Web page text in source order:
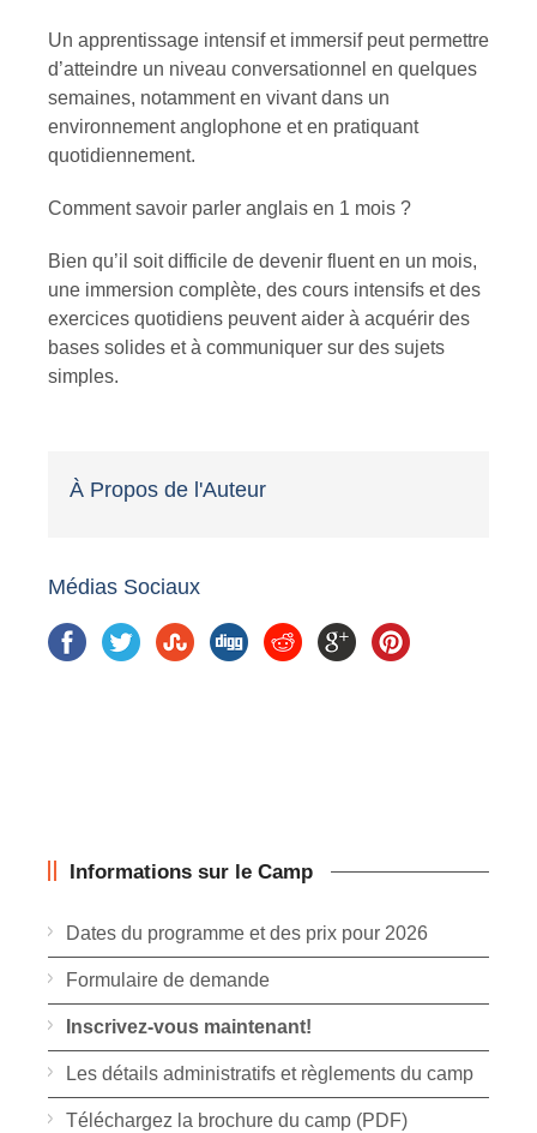
Un apprentissage intensif et immersif peut permettre
d’atteindre un niveau conversationnel en quelques
semaines, notamment en vivant dans un
environnement anglophone et en pratiquant
quotidiennement.
Comment savoir parler anglais en 1 mois ?
Bien qu’il soit difficile de devenir fluent en un mois,
une immersion complète, des cours intensifs et des
exercices quotidiens peuvent aider à acquérir des
bases solides et à communiquer sur des sujets
simples.
À Propos de l'Auteur
Médias Sociaux
Informations sur le Camp
Dates du programme et des prix pour 2026
Formulaire de demande
Inscrivez-vous maintenant!
Les détails administratifs et règlements du camp
Téléchargez la brochure du camp (PDF)